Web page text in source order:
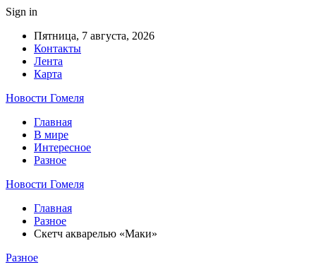
Sign in
Пятница, 7 августа, 2026
Контакты
Лента
Карта
Новости Гомеля
Главная
В мире
Интересное
Разное
Новости Гомеля
Главная
Разное
Скетч акварелью «Маки»
Разное